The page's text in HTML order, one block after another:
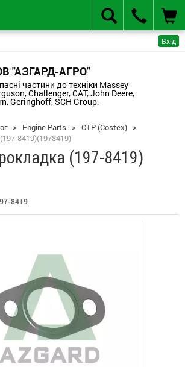
Вхід
"АЗГАРД-АГРО"
частини до техніки Massey
Challenger, CAT, John Deere,
Geringhoff, SCH Group.
> Engine Parts > CTP (Costex) >
8419)(1978419)
(197-8419)
8419